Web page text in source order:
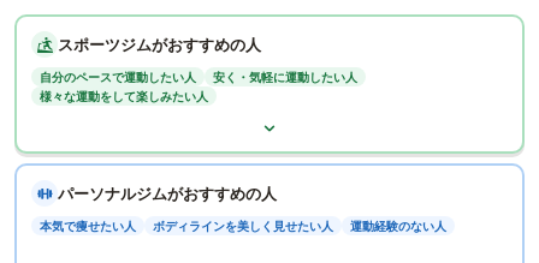
スポーツジムがおすすめの人
自分のペースで運動したい人
安く・気軽に運動したい人
様々な運動をして楽しみたい人
パーソナルジムがおすすめの人
本気で痩せたい人 ボディラインを美しく見せたい人 運動経験のない人